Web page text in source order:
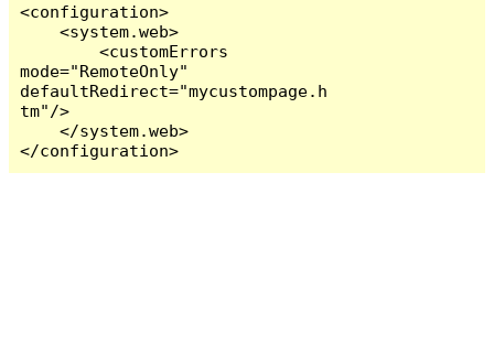
<configuration>
    <system.web>
        <customErrors
mode="RemoteOnly"
defaultRedirect="mycustompage.h
tm"/>
    </system.web>
</configuration>